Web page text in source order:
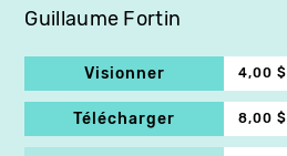
Guillaume Fortin
Visionner 4,00 $
Télécharger 8,00 $